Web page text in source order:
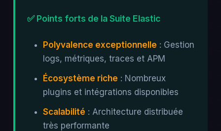
✅ Points forts de la Suite Elastic
Polyvalence exceptionnelle : Gestion
logs, métriques, traces et APM
Écosystème riche : Nombreux
plugins et intégrations disponibles
Scalabilité : Architecture distribuée
très performante